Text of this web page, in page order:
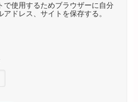
で使用するためブラウザーに自分
アドレス、サイトを保存する。